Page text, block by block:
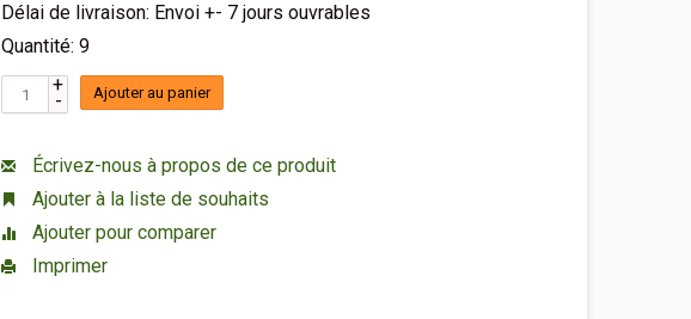
Délai de livraison: Envoi +- 7 jours ouvrables
Quantité: 9
+
- Ajouter au panier
Écrivez-nous à propos de ce produit
Ajouter à la liste de souhaits
Ajouter pour comparer
Imprimer